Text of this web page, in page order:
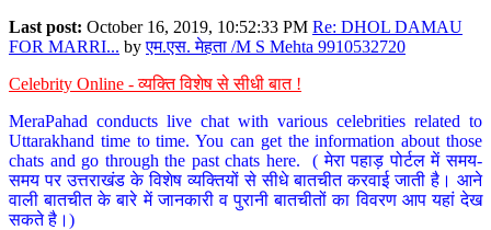
Last post: October 16, 2019, 10:52:33 PM Re: DHOL DAMAU
FOR MARRI... byएम.एस. मेहता /M S Mehta 9910532720
Celebrity Online - व्यक्ति विशेष से सीधी बात !
MeraPahad conducts live chat with various celebrities related to
Uttarakhand time to time. You can get the information about those
chats and go through the past chats here. ( मेरा पहाड़ पोर्टल में समय-
समय पर उत्तराखंड के विशेष व्यक्तियों से सीधे बातचीत करवाई जाती है। आने
वाली बातचीत के बारे में जानकारी व पुरानी बातचीतों का विवरण आप यहां देख
सकते है।)